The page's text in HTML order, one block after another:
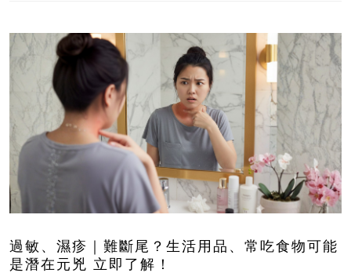
過敏、濕疹｜難斷尾？生活用品、常吃食物可能
是潛在元兇 立即了解！